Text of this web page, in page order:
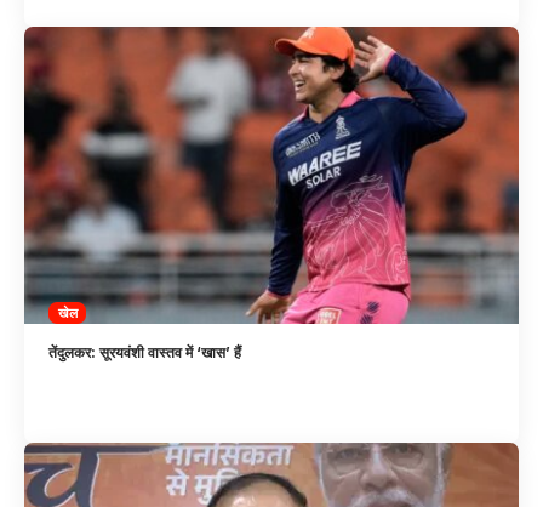
खेल
तेंदुलकर: सूरयवंशी वास्तव में ‘खास’ हैं